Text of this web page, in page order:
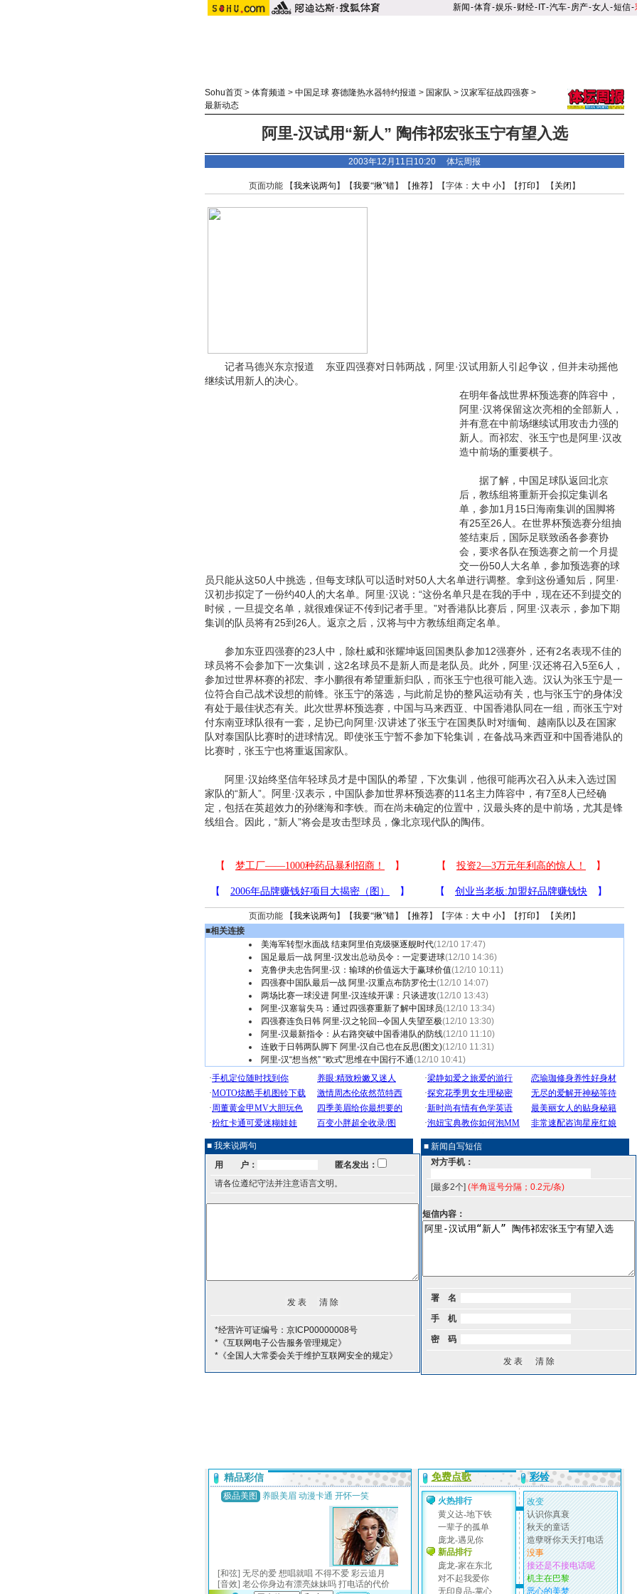
新闻-体育-娱乐-财经- IT-汽车-房产-女人 -短信-
Sohu首页 > 体育频道 > 中国足球 赛德隆热水器特约报道 > 国家队 > 汉家军征战四强赛 >
最新动态
阿里-汉试用“新人” 陶伟祁宏张玉宁有望入选
2003年12月11日10:20 体坛周报
页面功能 【我来说两句 】【我要“揪”错】【推荐】【字体： 大 中 小】【打印 】 【 关闭 】
记者马德兴东京报道 东亚四强赛对日韩两战，阿里·汉试用新人引起争议，但并未动摇他
继续试用新人的决心。
在明年备战世界杯预选赛的阵容中，
阿里·汉将保留这次亮相的全部新人，
并有意在中前场继续试用攻击力强的
新人。而祁宏、张玉宁也是阿里·汉改
造中前场的重要棋子。
据了解，中国足球队返回北京
后，教练组将重新开会拟定集训名
单，参加1月15日海南集训的国脚将
有25至26人。在世界杯预选赛分组抽
签结束后，国际足联致函各参赛协
会，要求各队在预选赛之前一个月提
交一份50人大名单，参加预选赛的球
员只能从这50人中挑选，但每支球队可以适时对50人大名单进行调整。拿到这份通知后，阿里·
汉初步拟定了一份约40人的大名单。阿里·汉说：“这份名单只是在我的手中，现在还不到提交的
时候，一旦提交名单，就很难保证不传到记者手里。”对香港队比赛后，阿里·汉表示，参加下期
集训的队员将有25到26人。返京之后，汉将与中方教练组商定名单。
参加东亚四强赛的23人中，除杜威和张耀坤返回国奥队参加12强赛外，还有2名表现不佳的
球员将不会参加下一次集训，这2名球员不是新人而是老队员。此外，阿里·汉还将召入5至6人，
参加过世界杯赛的祁宏、李小鹏很有希望重新归队，而张玉宁也很可能入选。汉认为张玉宁是一
位符合自己战术设想的前锋。张玉宁的落选，与此前足协的整风运动有关，也与张玉宁的身体没
有处于最佳状态有关。此次世界杯预选赛，中国与马来西亚、中国香港队同在一组，而张玉宁对
付东南亚球队很有一套，足协已向阿里·汉讲述了张玉宁在国奥队时对缅甸、越南队以及在国家
队对泰国队比赛时的进球情况。即使张玉宁暂不参加下轮集训，在备战马来西亚和中国香港队的
比赛时，张玉宁也将重返国家队。
阿里·汉始终坚信年轻球员才是中国队的希望，下次集训，他很可能再次召入从未入选过国
家队的“新人”。阿里·汉表示，中国队参加世界杯预选赛的11名主力阵容中，有7至8人已经确
定，包括在英超效力的孙继海和李铁。而在尚未确定的位置中，汉最头疼的是中前场，尤其是锋
线组合。因此，“新人”将会是攻击型球员，像北京现代队的陶伟。
页面功能 【我来说两句 】【我要“揪”错】【推荐】【字体： 大 中 小】【打印 】 【 关闭 】
■相关连接
美海军转型水面战 结束阿里伯克级驱逐舰时代(12/10 17:47)
国足最后一战 阿里-汉发出总动员令：一定要进球(12/10 14:36)
克鲁伊夫忠告阿里-汉：输球的价值远大于赢球价值(12/10 10:11)
四强赛中国队最后一战 阿里-汉重点布防罗伦士(12/10 14:07)
两场比赛一球没进 阿里-汉连续开课：只谈进攻(12/10 13:43)
阿里-汉塞翁失马：通过四强赛重新了解中国球员(12/10 13:34)
四强赛连负日韩 阿里-汉之轮回--令国人失望至极(12/10 13:30)
阿里-汉最新指令：从右路突破中国香港队的防线(12/10 11:10)
连败于日韩两队脚下 阿里-汉自己也在反思(图文)(12/10 11:31)
阿里-汉“想当然” “欧式”思维在中国行不通(12/10 10:41)
■ 我来说两句
用 户：
匿名发出：
请各位遵纪守法并注意语言文明。
*经营许可证编号：京ICP00000008号
*《互联网电子公告服务管理规定》
*《全国人大常委会关于维护互联网安全的规定》
■ 新闻自写短信
对方手机：
[最多2个] (半角逗号分隔；0.2元/条)
短信内容：
署 名
手 机
密 码